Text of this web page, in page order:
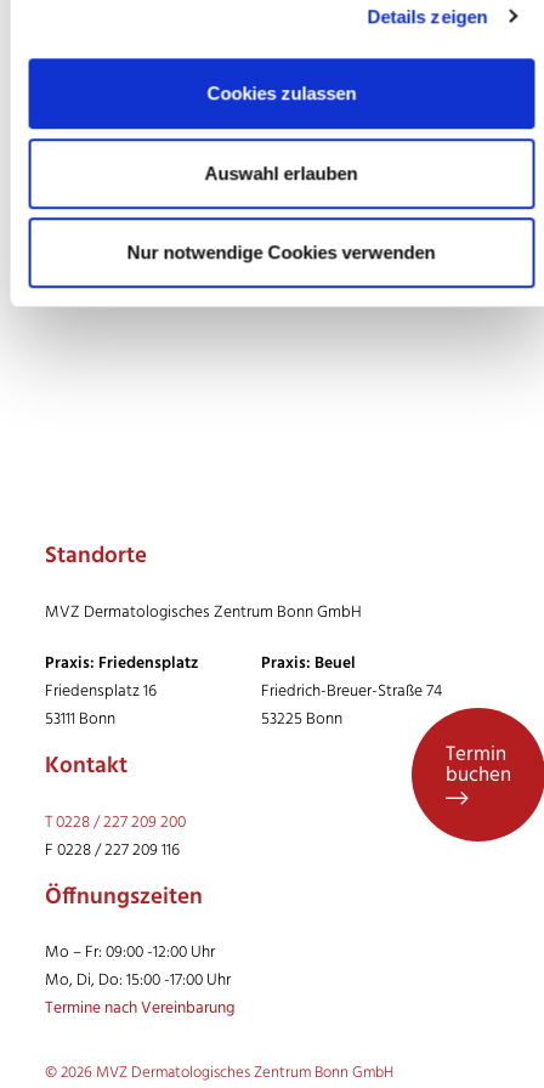
Details zeigen
Cookies zulassen
Auswahl erlauben
Nur notwendige Cookies verwenden
Foto © Robert Garcia, Quelle:Unsplash
zurück
Standorte
MVZ Dermatologisches Zentrum Bonn GmbH
Praxis: Friedensplatz
Friedensplatz 16
53111 Bonn
Praxis: Beuel
Friedrich-Breuer-Straße 74
53225 Bonn
Kontakt
T 0228 / 227 209 200
F 0228 / 227 209 116
Öffnungszeiten
Mo – Fr: 09:00 -12:00 Uhr
Mo, Di, Do: 15:00 -17:00 Uhr
Termine nach Vereinbarung
© 2026 MVZ Dermatologisches Zentrum Bonn GmbH
Termin
buchen